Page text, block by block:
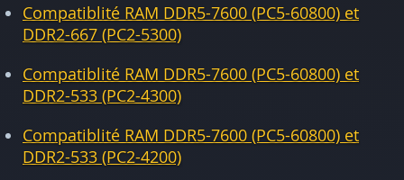
Compatiblité RAM DDR5-7600 (PC5-60800) et
DDR2-667 (PC2-5300)
Compatiblité RAM DDR5-7600 (PC5-60800) et
DDR2-533 (PC2-4300)
Compatiblité RAM DDR5-7600 (PC5-60800) et
DDR2-533 (PC2-4200)